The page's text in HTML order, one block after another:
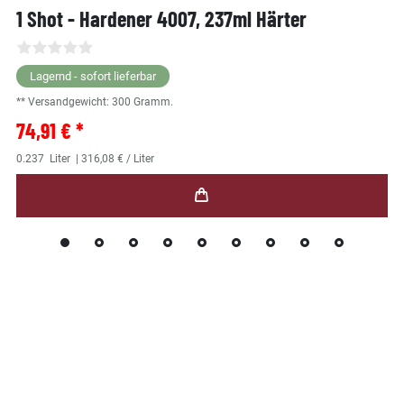
1 Shot - Hardener 4007, 237ml Härter
Lagernd - sofort lieferbar
** Versandgewicht: 300 Gramm.
74,91 € *
0.237 Liter | 316,08 € / Liter